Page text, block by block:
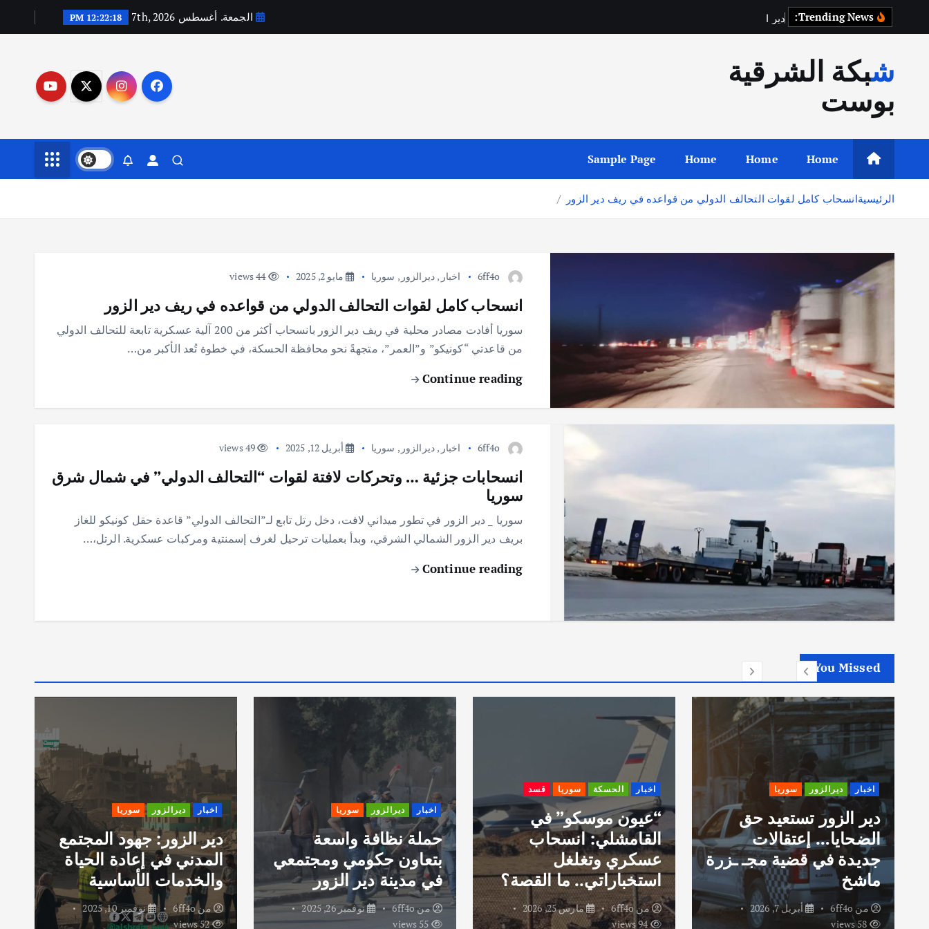
إ
ى
دير ا الجمعة. أغسطس 7th, 2026 12:22:19 PM
شبكة الشرقية
بوست
Home
Home
Home
Sample Page
الرئيسيةانسحاب كامل لقوات التحالف الدولي من قواعده في ريف دير الزور
6ff4o اخبار , ديرالزور , سوريا مايو 2, 2025 44 views
انسحاب كامل لقوات التحالف الدولي من قواعده في ريف دير الزور
سوريا أفادت مصادر محلية في ريف دير الزور بانسحاب أكثر من 200 آلية عسكرية تابعة للتحالف الدولي
من قاعدتي “كونيكو” و”العمر”، متجهةً نحو محافظة الحسكة، في خطوة تُعد الأكبر من…
Continue reading
6ff4o اخبار , ديرالزور , سوريا أبريل 12, 2025 49 views
انسحابات جزئية … وتحركات لافتة لقوات “التحالف الدولي” في شمال شرق
سوريا
سوريا _ دير الزور في تطور ميداني لافت، دخل رتل تابع لـ”التحالف الدولي” قاعدة حقل كونيكو للغاز
بريف دير الزور الشمالي الشرقي، وبدأ بعمليات ترحيل لغرف إسمنتية ومركبات عسكرية. الرتل،…
Continue reading
You Missed
اخبار ديرالزور سوريا
دير الزور تستعيد حق
الضحايا… إعتقالات
جديدة في قضية مجـ ـزرة
ماشخ
من 6ff4o
أبريل 7, 2026
اخبار الحسكة سوريا قسد
“عيون موسكو” في
القامشلي: انسحاب
عسكري وتغلغل
استخباراتي.. ما القصة؟
من 6ff4o
مارس 25, 2026
94 views
اخبار ديرالزور سوريا
حملة نظافة واسعة
بتعاون حكومي ومجتمعي
في مدينة دير الزور
من6ff4o
نوفمبر 26, 2025
اخبار ديرالزور سوريا
دير الزور: جهود المجتمع
المدني في إعادة الحياة
والخدمات الأساسية
من6ff4o
نوفمبر 10, 2025
52 views